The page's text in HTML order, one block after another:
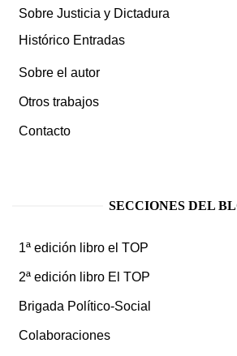
Sobre Justicia y Dictadura
Histórico Entradas
Sobre el autor
Otros trabajos
Contacto
SECCIONES DEL
1ª edición libro el TOP
2ª edición libro El TOP
Brigada Político-Social
Colaboraciones